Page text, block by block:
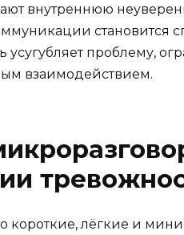
внутреннюю
становится
проблему,
взаимодействием.
короткие, лёгкие и